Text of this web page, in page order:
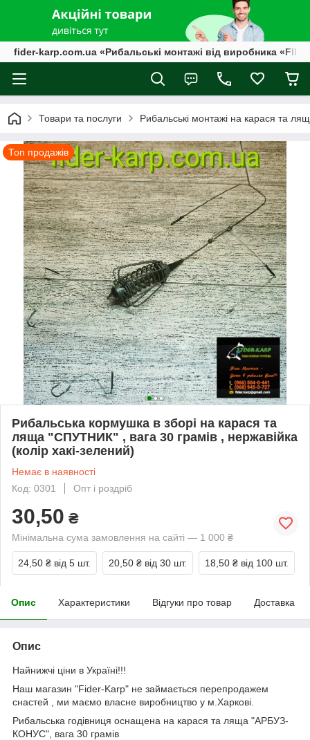
fider-karp.com.ua «Рибальські монтажі від виробника
Товари та послуги Рибальські монтажі на карася та
Топ продажів
Рибальська кормушка в зборі на карася та
ляща "СПУТНИК" , вага 30 грамів , нержавійка
(колір хакі-зелений)
Немає в наявності
Код: 0301
Опт і роздріб
30,50 ₴
Мінімальна сума замовлення на сайті — 1 000 ₴
24,50 ₴ від 5 шт. 20,50 ₴ від 30 шт. 18,50 ₴ від 100 шт.
Опис Характеристики Відгуки про товар Доставка
Опис
Найнижчі ціни в Україні!!!
Наш магазин "Fider-Karp" не займається перепродажем
снастей , ми маємо власне виробництво у м.Харкові.
Рибальська годівниця оснащена на карася та ляща "АРБУЗ-
КОНУС", вага 30 грамів